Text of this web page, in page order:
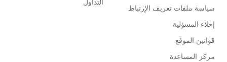
سياسة ملفات تعريف الإرتباط
إخلاء المسؤلية
قوانين الموقع
مركز المساعدة